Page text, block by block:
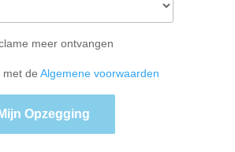
meer ontvangen
met de Algemene voorwaarden
Opzegging